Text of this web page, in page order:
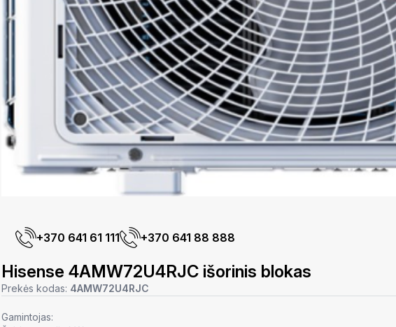
+370 641 61 111 +370 641 88 888
Hisense 4AMW72U4RJC išorinis blokas
Prekės kodas: 4AMW72U4RJC
Gamintojas: